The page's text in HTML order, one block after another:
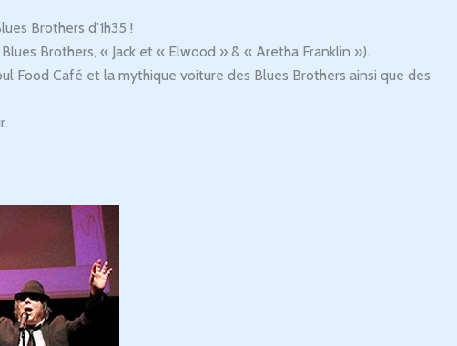
Brothers d’1h35 !
Brothers, « Jack et « Elwood » & « Aretha Franklin »).
Food Café et la mythique voiture des Blues Brothers ainsi que des